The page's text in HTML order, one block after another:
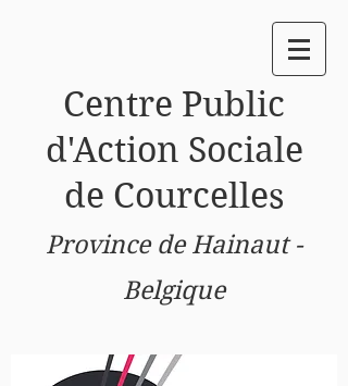
Centre Public
d'Action Sociale
de Courcelles
Province de Hainaut -
Belgique